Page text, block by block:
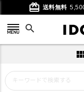
card_giftcard 送料無料
search